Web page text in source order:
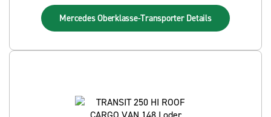
Mercedes Oberklasse-Transporter Details